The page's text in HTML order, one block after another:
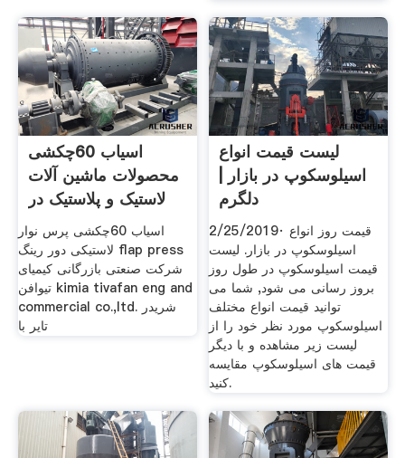
اسیاب 60چکشی
محصولات ماشین آلات
لاستیک و پلاستیک در
اسیاب 60چکشی پرس نوار
لاستیکی دور رینگ flap press
شرکت صنعتی بازرگانی کیمیای
تیوافن kimia tivafan eng and
commercial co.,ltd. شریدر
تایر با
لیست قیمت انواع
اسیلوسکوپ در بازار |
دلگرم
2/25/2019· قیمت روز انواع
اسیلوسکوپ در بازار. لیست
قیمت اسیلوسکوپ در طول روز
بروز رسانی می شود, شما می
توانید قیمت انواع مختلف
اسیلوسکوپ مورد نظر خود را از
لیست زیر مشاهده و با دیگر
قیمت های اسیلوسکوپ مقایسه
کنید.